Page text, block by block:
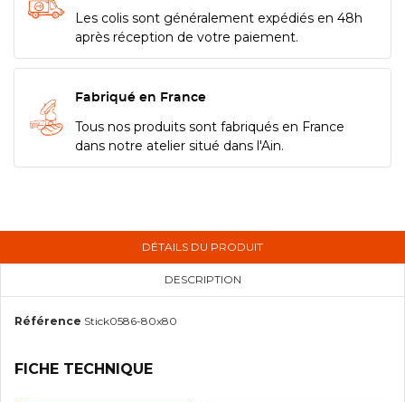
Les colis sont généralement expédiés en 48h
après réception de votre paiement.
Fabriqué en France
Tous nos produits sont fabriqués en France
dans notre atelier situé dans l'Ain.
DÉTAILS DU PRODUIT
DESCRIPTION
Référence Stick0586-80x80
FICHE TECHNIQUE